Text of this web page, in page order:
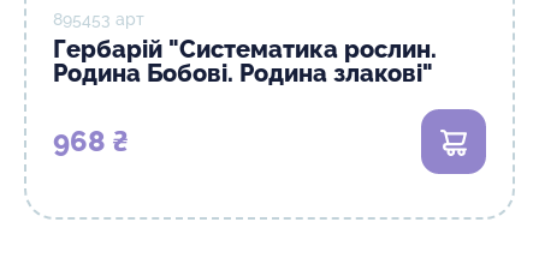
895453 арт
Гербарій "Систематика рослин.
Родина Бобові. Родина злакові"
968 ₴ В кошик